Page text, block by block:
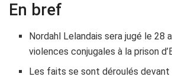
En bref
Nordahl Lelandais sera jugé le 28
violences conjugales à la prison
Les faits se sont déroulés devant